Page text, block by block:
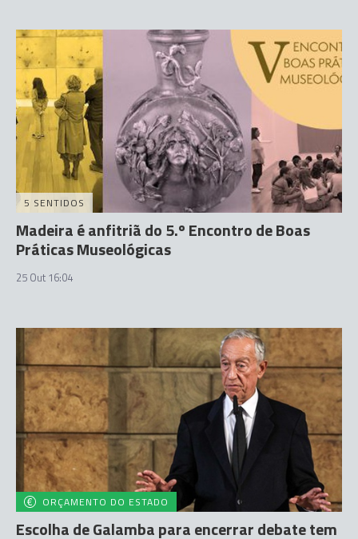
5 SENTIDOS
Madeira é anfitriã do 5.º Encontro de Boas
Práticas Museológicas
25 Out 16:04
ORÇAMENTO DO ESTADO
Escolha de Galamba para encerrar debate tem